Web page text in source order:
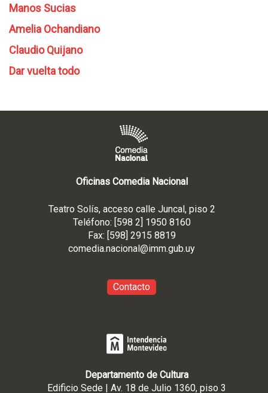
Manos Sucias
Amelia Ochandiano
Claudio Quijano
Dar vuelta todo
Oficinas Comedia Nacional
Teatro Solís, acceso calle Juncal, piso 2
Teléfono: [598 2] 1950 8160
Fax: [598] 2915 8819
comedia.nacional@imm.gub.uy
Contacto
Departamento de Cultura
Edificio Sede | Av. 18 de Julio 1360, piso 3